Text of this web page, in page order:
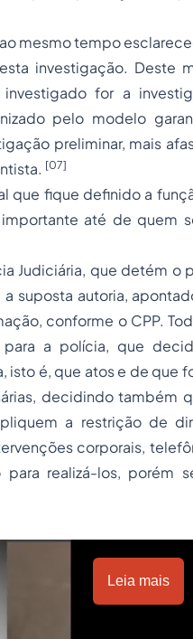
mesmo tempo
investigação. Deste
for a
pelo modelo
preliminar, mais
[07]
que fique definido a
até de quem
Judiciária, que detém o
suposta autoria,
conforme o CPP.
para a polícia, que
isto é, que atos e de que
decidindo também
a restrição de
corporais,
realizá-los, porém
Leia mais